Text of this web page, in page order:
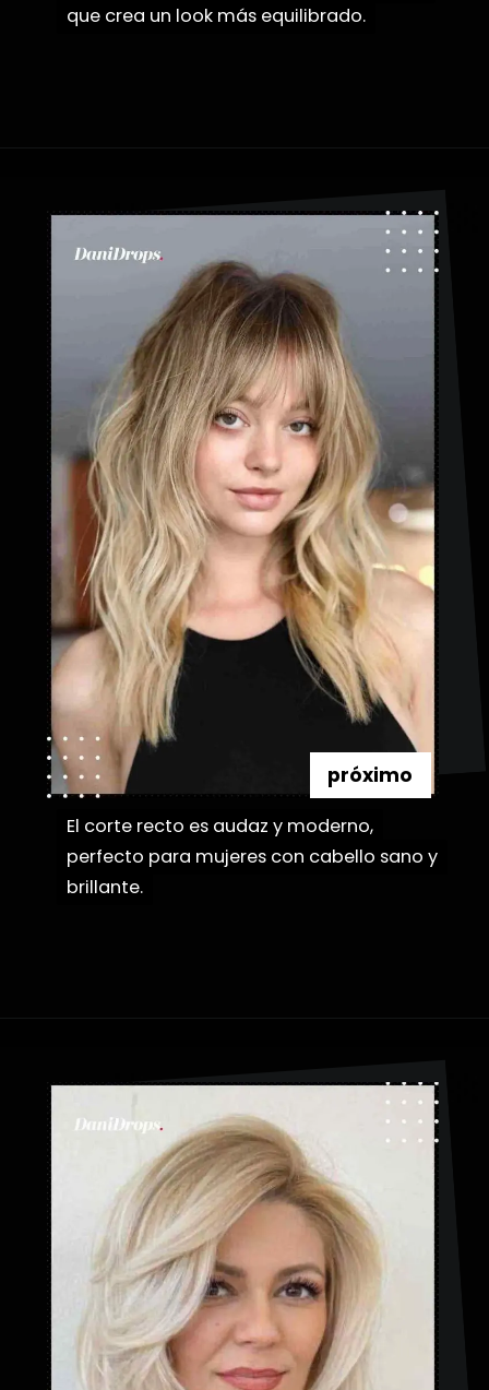
que crea un look más equilibrado.
que crea un look más equilibrado.
El corte recto es audaz y moderno,
perfecto para mujeres con cabello sano y
brillante.
El corte recto es audaz y moderno,
perfecto para mujeres con cabello sano y
brillante.
próximo